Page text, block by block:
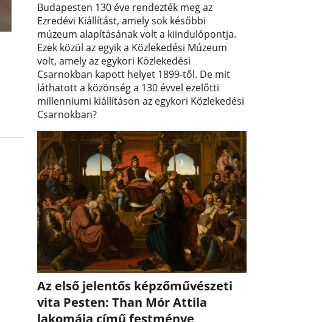
Budapesten 130 éve rendezték meg az
Ezredévi Kiállítást, amely sok későbbi
múzeum alapításának volt a kiindulópontja.
Ezek közül az egyik a Közlekedési Múzeum
volt, amely az egykori Közlekedési
Csarnokban kapott helyet 1899-től. De mit
láthatott a közönség a 130 évvel ezelőtti
millenniumi kiállításon az egykori Közlekedési
Csarnokban?
Az első jelentős képzőművészeti
vita Pesten: Than Mór Attila
lakomája című festménye